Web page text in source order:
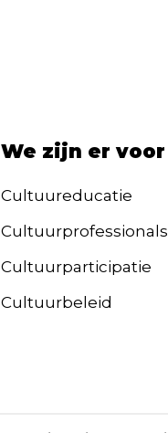
We zijn er voor
Cultuureducatie
Cultuurprofessionals
Cultuurparticipatie
Cultuurbeleid